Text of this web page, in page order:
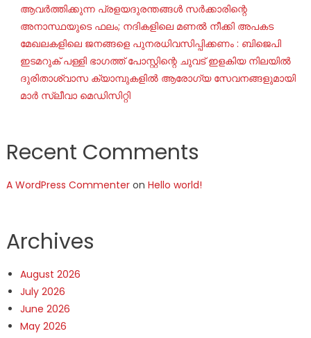
ആവർത്തിക്കുന്ന പ്രളയദുരന്തങ്ങൾ സർക്കാരിന്റെ
അനാസ്ഥയുടെ ഫലം; നദികളിലെ മണൽ നീക്കി അപകട
മേഖലകളിലെ ജനങ്ങളെ പുനരധിവസിപ്പിക്കണം : ബിജെപി
ഇടമറുക് പള്ളി ഭാഗത്ത്‌ പോസ്റ്റിന്റെ ചുവട് ഇളകിയ നിലയിൽ
ദുരിതാശ്വാസ ക്യാമ്പുകളിൽ ആരോഗ്യ സേവനങ്ങളുമായി
മാർ സ്ലീവാ മെഡിസിറ്റി
Recent Comments
A WordPress Commenteron Hello world!
Archives
August 2026
July 2026
June 2026
May 2026